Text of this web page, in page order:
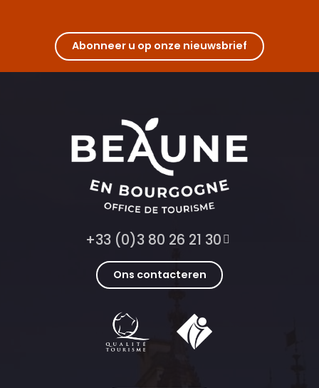
Abonneer u op onze nieuwsbrief
+33 (0)3 80 26 21 30
Ons contacteren